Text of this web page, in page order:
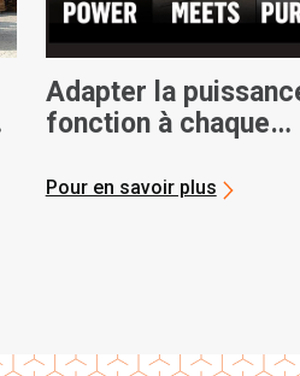
Adapter la
fonction à chaque
Pour en savoir plus